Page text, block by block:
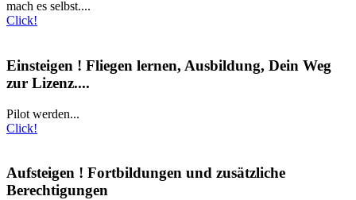
mach es selbst....
Click!
Einsteigen ! Fliegen lernen, Ausbildung, Dein Weg
zur Lizenz....
Pilot werden...
Click!
Aufsteigen ! Fortbildungen und zusätzliche
Berechtigungen